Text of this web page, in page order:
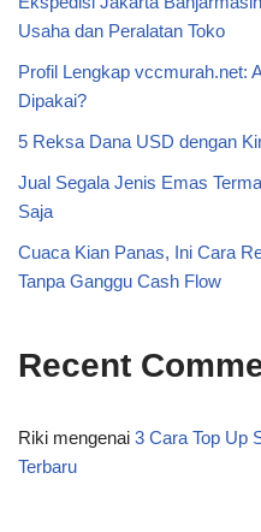
Usaha dan Peralatan Toko
Profil Lengkap vccmurah.net:
Dipakai?
5 Reksa Dana USD dengan
Jual Segala Jenis Emas
Saja
Cuaca Kian Panas, Ini Cara
Tanpa Ganggu Cash Flow
Recent
Riki mengenai 3 Cara Top Up
Terbaru